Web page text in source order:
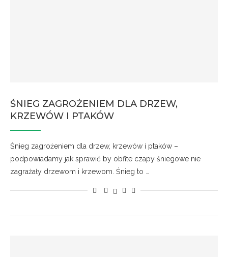
ŚNIEG ZAGROŻENIEM DLA DRZEW,
KRZEWÓW I PTAKÓW
Śnieg zagrożeniem dla drzew, krzewów i ptaków –
podpowiadamy jak sprawić by obfite czapy śniegowe nie
zagrażały drzewom i krzewom. Śnieg to …